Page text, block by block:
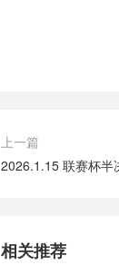
上一篇
2026.1.15 联赛杯半
相关推荐